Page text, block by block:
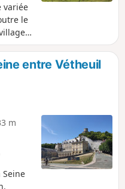
variée
le
entre Vétheuil
m
Seine